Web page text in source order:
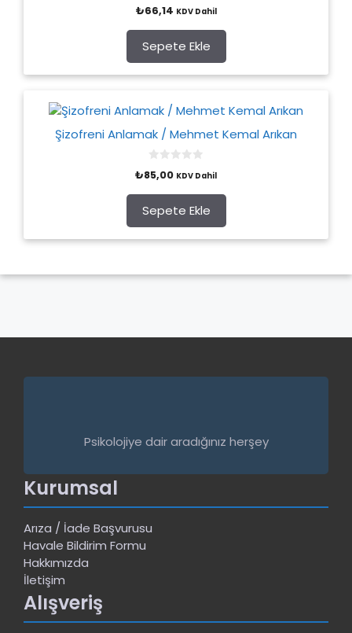
o
t
o
f
5
₺66,14 KDV Dahil
Sepete Ekle
Şizofreni Anlamak / Mehmet Kemal Arıkan
o
t
o
f
5
₺85,00 KDV Dahil
Sepete Ekle
Psikolojiye dair aradığınız herşey
Kurumsal
Arıza / İade Başvurusu
Havale Bildirim Formu
Hakkımızda
İletişim
Alışveriş